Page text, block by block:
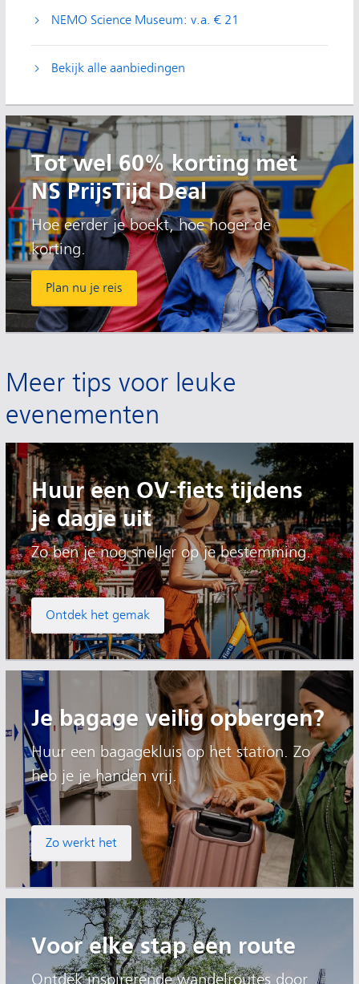
NEMO Science Museum: v.a. € 21
Bekijk alle aanbiedingen
Tot wel 60% korting met
NS PrijsTijd Deal
Hoe eerder je boekt, hoe hoger de
korting.
Plan nu je reis
Meer tips voor leuke
evenementen
Huur een OV-fiets tijdens
je dagje uit
Zo ben je nog sneller op je bestemming.
Ontdek het gemak
Je bagage veilig opbergen?
Huur een bagagekluis op het station. Zo
heb je je handen vrij.
Zo werkt het
Voor elke stap een route
Ontdek inspirerende wandelroutes door